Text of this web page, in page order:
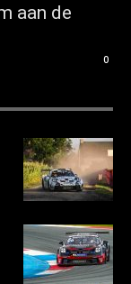
aan de
0